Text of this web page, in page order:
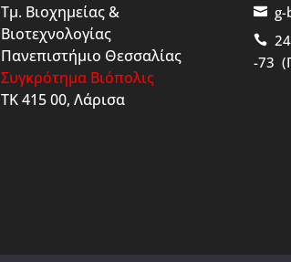
Τμ. Βιοχημείας &
Βιοτεχνολογίας
Πανεπιστήμιο Θεσσαλίας
Συγκρότημα Βιόπολις
ΤΚ 415 00, Λάρισα
g-
-73